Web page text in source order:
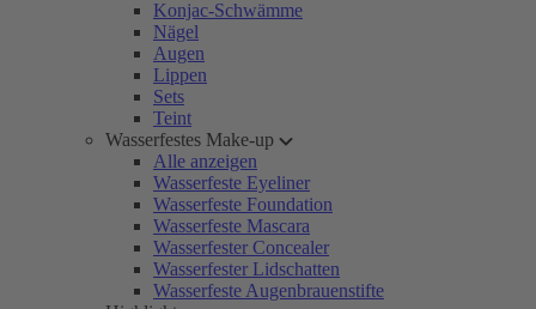
Konjac-Schwämme
Nägel
Augen
Lippen
Sets
Teint
Wasserfestes Make-up
Alle anzeigen
Wasserfeste Eyeliner
Wasserfeste Foundation
Wasserfeste Mascara
Wasserfester Concealer
Wasserfester Lidschatten
Wasserfeste Augenbrauenstifte